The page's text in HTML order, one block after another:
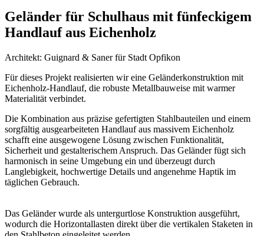
Geländer für Schulhaus mit fünfeckigem
Handlauf aus Eichenholz
Architekt: Guignard & Saner für Stadt Opfikon
Für dieses Projekt realisierten wir eine Geländerkonstruktion mit
Eichenholz-Handlauf, die robuste Metallbauweise mit warmer
Materialität verbindet.
Die Kombination aus präzise gefertigten Stahlbauteilen und einem
sorgfältig ausgearbeiteten Handlauf aus massivem Eichenholz
schafft eine ausgewogene Lösung zwischen Funktionalität,
Sicherheit und gestalterischem Anspruch. Das Geländer fügt sich
harmonisch in seine Umgebung ein und überzeugt durch
Langlebigkeit, hochwertige Details und angenehme Haptik im
täglichen Gebrauch.
Das Geländer wurde als untergurtlose Konstruktion ausgeführt,
wodurch die Horizontallasten direkt über die vertikalen Staketen in